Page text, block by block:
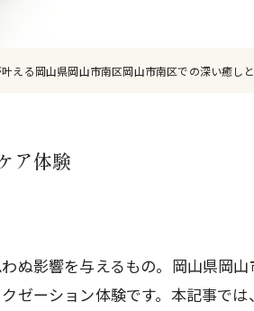
える岡山県岡山市南区岡山市南区での深い癒し
ア体験
ぬ影響を与えるもの。岡山県岡山
ゼーション体験です。本記事では